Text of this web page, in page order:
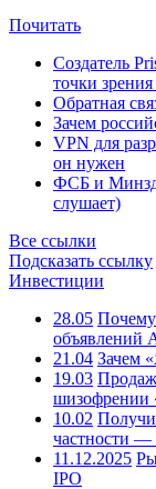
Почитать
Создатель
точки
Обратная
Зачем
VPN для
он нужен
ФСБ и
слушает)
Все ссылки
Подсказать ссылку
Инвестиции
28.05
объявлений
21.04 Зачем
19.03
шизофрении
10.02
частности —
11.12.2025
IPO